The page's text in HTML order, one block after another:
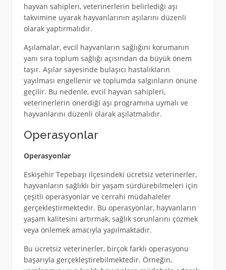
hayvan sahipleri, veterinerlerin belirlediği aşı
takvimine uyarak hayvanlarının aşılarını düzenli
olarak yaptırmalıdır.
Aşılamalar, evcil hayvanların sağlığını korumanın
yanı sıra toplum sağlığı açısından da büyük önem
taşır. Aşılar sayesinde bulaşıcı hastalıkların
yayılması engellenir ve toplumda salgınların önüne
geçilir. Bu nedenle, evcil hayvan sahipleri,
veterinerlerin önerdiği aşı programına uymalı ve
hayvanlarını düzenli olarak aşılatmalıdır.
Operasyonlar
Operasyonlar
Eskişehir Tepebaşı ilçesindeki ücretsiz veterinerler,
hayvanların sağlıklı bir yaşam sürdürebilmeleri için
çeşitli operasyonlar ve cerrahi müdahaleler
gerçekleştirmektedir. Bu operasyonlar, hayvanların
yaşam kalitesini artırmak, sağlık sorunlarını çözmek
veya önlemek amacıyla yapılmaktadır.
Bu ücretsiz veterinerler, birçok farklı operasyonu
başarıyla gerçekleştirebilmektedir. Örneğin,